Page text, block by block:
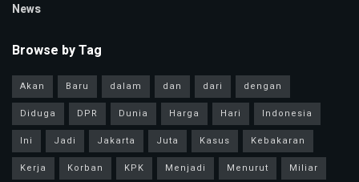
News
Browse by Tag
Akan Baru dalam dan dari
dengan
Diduga
DPR Dunia Harga Hari
Indonesia
Ini
Jadi Jakarta Juta Kasus
Kebakaran
Kerja
Korban KPK Menjadi Menurut
Miliar